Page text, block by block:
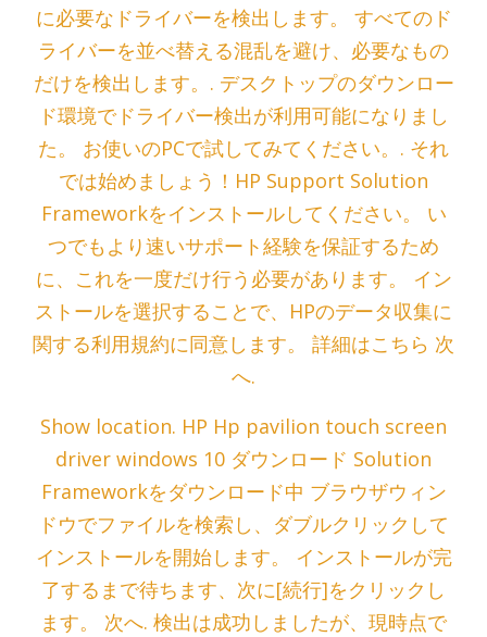
に必要なドライバーを検出します。 すべてのド
ライバーを並べ替える混乱を避け、必要なもの
だけを検出します。. デスクトップのダウンロー
ド環境でドライバー検出が利用可能になりまし
た。 お使いのPCで試してみてください。. それ
では始めましょう！HP Support Solution
Frameworkをインストールしてください。 い
つでもより速いサポート経験を保証するため
に、これを一度だけ行う必要があります。 イン
ストールを選択することで、HPのデータ収集に
関する利用規約に同意します。 詳細はこちら 次
へ.
Show location. HP Hp pavilion touch screen
driver windows 10 ダウンロード Solution
Frameworkをダウンロード中 ブラウザウィン
ドウでファイルを検索し、ダブルクリックして
インストールを開始します。 インストールが完
了するまで待ちます、次に[続行]をクリックし
ます。 次へ. 検出は成功しましたが、現時点で